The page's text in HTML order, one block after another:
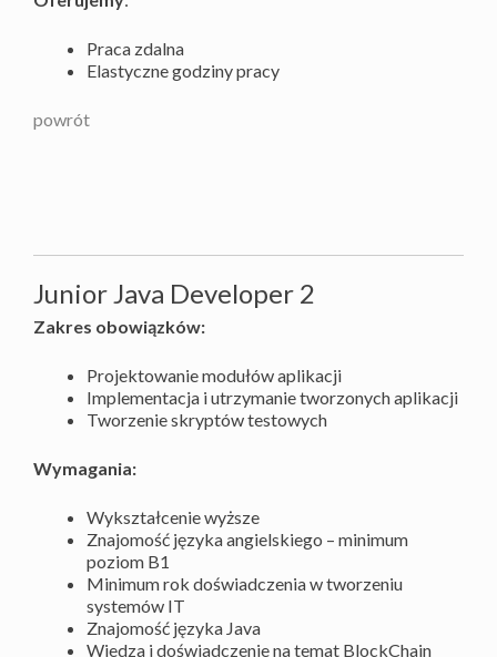
Praca zdalna
Elastyczne godziny pracy
powrót
Junior Java Developer 2
Zakres obowiązków:
Projektowanie modułów aplikacji
Implementacja i utrzymanie tworzonych aplikacji
Tworzenie skryptów testowych
Wymagania:
Wykształcenie wyższe
Znajomość języka angielskiego – minimum
poziom B1
Minimum rok doświadczenia w tworzeniu
systemów IT
Znajomość języka Java
Wiedza i doświadczenie na temat BlockChain